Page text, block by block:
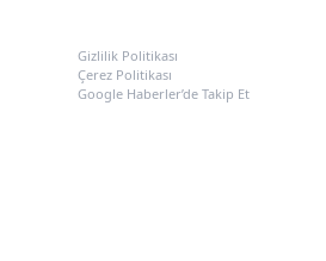
Gizlilik Politikası
Çerez Politikası
Google Haberler’de Takip Et